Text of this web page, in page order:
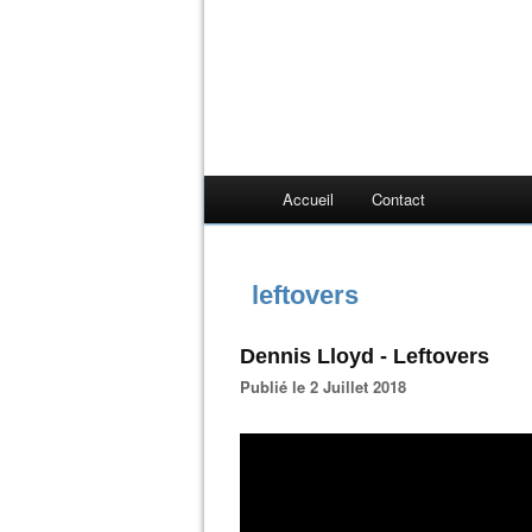
Accueil Contact
leftovers
Dennis Lloyd - Leftovers
Publié le 2 Juillet 2018